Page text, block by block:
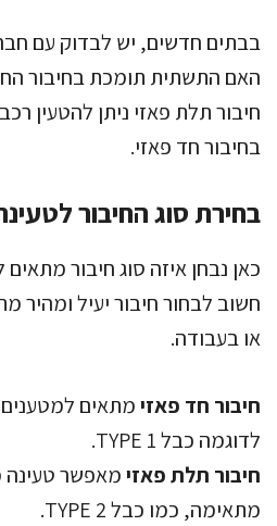
בבתים חדשים, יש לבדוק עם
האם התשתית תומכת בחיבור
חיבור תלת פאזי ניתן להטעין
בחיבור חד פאזי.
בחירת סוג החיבור
כאן נבחן איזה סוג חיבור
חשוב לבחור חיבור יעיל
או בעבודה.
חיבור חד פאזימתאים למטענים
לדוגמה כבל TYPE 1.
חיבור תלת פאזימאפשר טעינה
מתאימה, כמו כבל TYPE 2.